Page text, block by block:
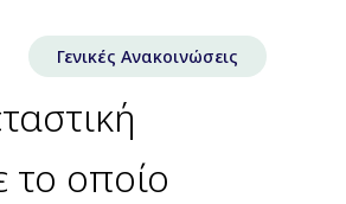
Γενικές Ανακοινώσεις
το οποίο